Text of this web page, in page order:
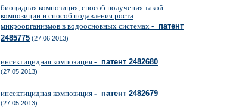
биоцидная композиция, способ получения такой
композиции и способ подавления роста
микроорганизмов в водоосновных системах - патент
2485775 (27.06.2013)
инсектицидная композиция - патент 2482680
(27.05.2013)
инсектицидная композиция - патент 2482679
(27.05.2013)